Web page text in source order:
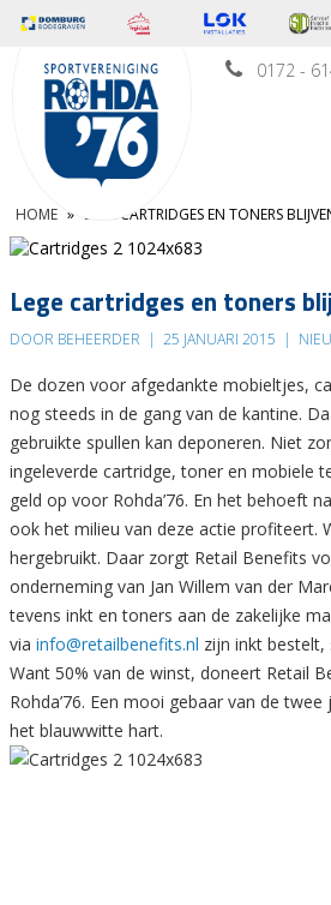
0172 -
HOME » LEGE CARTRIDGES EN TONERS
Lege cartridges en toners
DOOR BEHEERDER | 25 JANUARI 2015 |
De dozen voor afgedankte mobieltjes,
nog steeds in de gang van de kantine.
gebruikte spullen kan deponeren. Niet
ingeleverde cartridge, toner en mobiele
geld op voor Rohda’76. En het behoeft
ook het milieu van deze actie profiteert.
hergebruikt. Daar zorgt Retail Benefits
onderneming van Jan Willem van der
tevens inkt en toners aan de zakelijke
via info@retailbenefits.nl zijn inkt bestelt,
Want 50% van de winst, doneert Retail
Rohda’76. Een mooi gebaar van de
het blauwwitte hart.